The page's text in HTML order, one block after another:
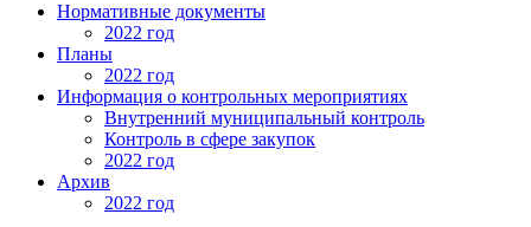
Нормативные документы
2022 год
Планы
2022 год
Информация о контрольных мероприятиях
Внутренний муниципальный контроль
Контроль в сфере закупок
2022 год
Архив
2022 год